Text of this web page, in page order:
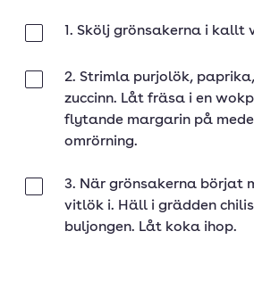
1. Skölj grönsakerna i kallt
2. Strimla purjolök,
zuccinn. Låt fräsa i en
flytande margarin på
omrörning.
3. När grönsakerna börjat
vitlök i. Häll i grädden
buljongen. Låt koka ihop.